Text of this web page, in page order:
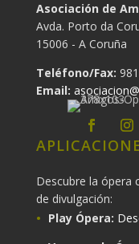
Asociación de
Avda. Porto da
15006 - A Coruña
Teléfono/Fax:
Email:
Descubre la ópera
de divulgación:
Play Ópera: